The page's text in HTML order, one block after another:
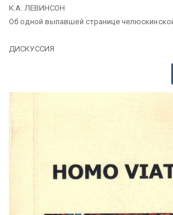
К.А. ЛЕВИНСОН
Об одной выпавшей странице
ДИСКУССИЯ